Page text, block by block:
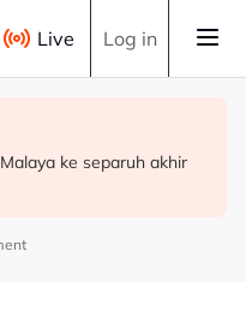
Live Log in
hari ini
jatuh kolam ikan
ke separuh akhir